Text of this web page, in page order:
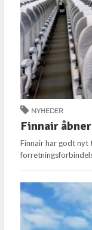
NYHEDER
Finnair
Finnair har godt nyt